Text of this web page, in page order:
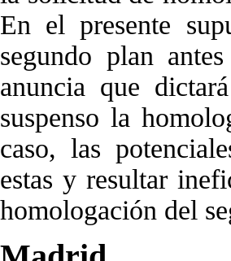
En el presente
segundo plan
anuncia que
suspenso la
caso, las
estas y resultar
homologación del